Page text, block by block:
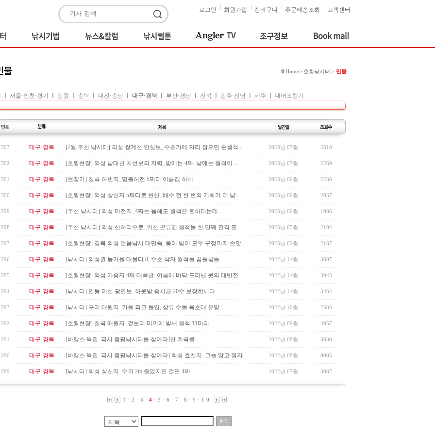
고객센터
주문배송조회
장바구니
회원가입
로그인
Home> 호황낚시터 > 민물
서울·인천·경기 강원 충북 대전·충남 대구·경북 부산·경남 전북 광주·전남 제주 대어조행기
303 대구·경북 [7월 추천 낚시터] 의성 쌍계천 안실보_수초가에 자리 잡으면 준월척... 2023년 07월 2318
302 대구·경북 [호황현장] 의성 남대천 치선보의 저력_밤에는 4짜, 낮에는 월척이 ... 2023년 07월 2269
301 대구·경북 [현장기] 칠곡 하빈지_명불허전 5짜터 이름값 하네 2023년 06월 2238
300 대구·경북 [호황현장] 의성 상신지 5짜터로 변신_배수 전 한 번의 기회가 더 남... 2023년 06월 2037
299 대구·경북 [추천 낚시터] 의성 마전지_4짜는 뜸해도 월척은 흔하다는데… 2023년 06월 1986
298 대구·경북 [추천 낚시터] 의성 신하리수로_위천 본류권 월척들 한 달째 진격 또... 2023년 05월 2104
297 대구·경북 [호황현장] 경북 의성 얼음낚시 대만족_붕어 빙어 모두 구정까지 손맛... 2023년 02월 2187
296 대구·경북 [낚시터] 의성권 늦가을 대물터 8_수초 삭자 월척들 꿈틀꿈틀 2022년 11월 3607
295 대구·경북 [호황현장] 의성 가중지 4짜 대폭발_여름에 바닥 드러낸 못의 대반전 2022년 11월 3043
294 대구·경북 [낚시터] 안동 미천 광연보_하룻밤 중치급 20수 보장합니다 2022년 11월 3464
293 대구·경북 [낚시터] 구미 대원지_가을 피크 돌입, 상류 수몰 육초대 유망 2022년 10월 2503
292 대구·경북 [호황현장] 칠곡 매원지_겉보리 미끼에 밤새 월척 11마리 2022년 09월 4957
291 대구·경북 [바캉스 특집_피서 캠핑낚시터를 찾아라]찬 계곡물 ... 2022년 08월 3030
290 대구·경북 [바캉스 특집_피서 캠핑낚시터를 찾아라] 의성 효천지_그늘 많고 정자... 2022년 08월 8005
289 대구·경북 [낚시터] 의성 상신지_수위 2m 줄었지만 걸면 4짜 2022년 07월 3087
1 · 2 · 3 · 4 · 5 · 6 · 7 · 8 · 9 · 10